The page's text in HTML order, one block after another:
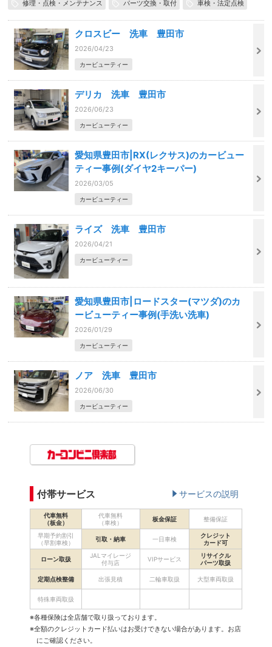
修理・点検・メンテナンス パーツ交換・取付 車検・法定点検
クロスビー 洗車 豊田市
2026/04/23
カービューティー
デリカ 洗車 豊田市
2026/06/23
カービューティー
愛知県豊田市|RX(レクサス)のカービュー
ティー事例(ダイヤ2キーパー)
2026/03/05
カービューティー
ライズ 洗車 豊田市
2026/04/21
カービューティー
愛知県豊田市|ロードスター(マツダ)のカ
ービューティー事例(手洗い洗車)
2026/01/29
カービューティー
ノア 洗車 豊田市
2026/06/30
カービューティー
付帯サービス サービスの説明
代車無料
（板金）
代車無料
（車検）
板金保証 整備保証
早期予約割引
（早割車検）
引取・納車 一日車検
クレジット
カード可
ローン取扱
JALマイレージ
付与店
VIPサービス
リサイクル
パーツ取扱
定期点検整備 出張見積 二輪車取扱 大型車両取扱
特殊車両取扱
※各種保険は全店舗で取り扱っております。
※全額のクレジットカード払いはお受けできない場合があります。お店
にご確認ください。